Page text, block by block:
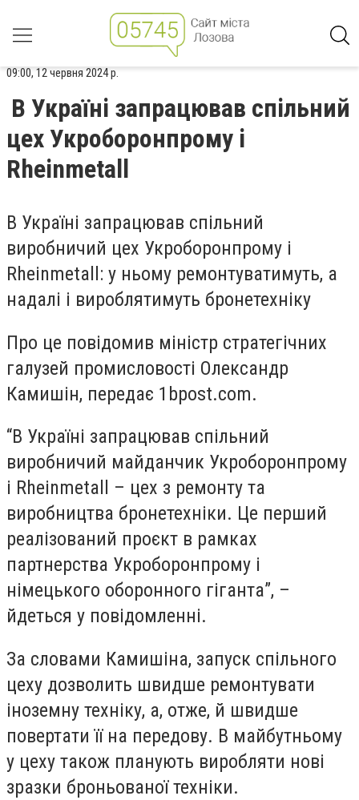
09:00, 12 червня 2024 р.
В Україні запрацював спільний
цех Укроборонпрому і
Rheinmetall
В Україні запрацював спільний
виробничий цех Укроборонпрому і
Rheinmetall: у ньому ремонтуватимуть, а
надалі і вироблятимуть бронетехніку
Про це повідомив міністр стратегічних
галузей промисловості Олександр
Камишін, передає 1bpost.com.
“В Україні запрацював спільний
виробничий майданчик Укроборонпрому
і Rheinmetall – цех з ремонту та
виробництва бронетехніки. Це перший
реалізований проєкт в рамках
партнерства Укроборонпрому і
німецького оборонного гіганта”, –
йдеться у повідомленні.
За словами Камишіна, запуск спільного
цеху дозволить швидше ремонтувати
іноземну техніку, а, отже, й швидше
повертати її на передову. В майбутньому
у цеху також планують виробляти нові
зразки броньованої техніки.